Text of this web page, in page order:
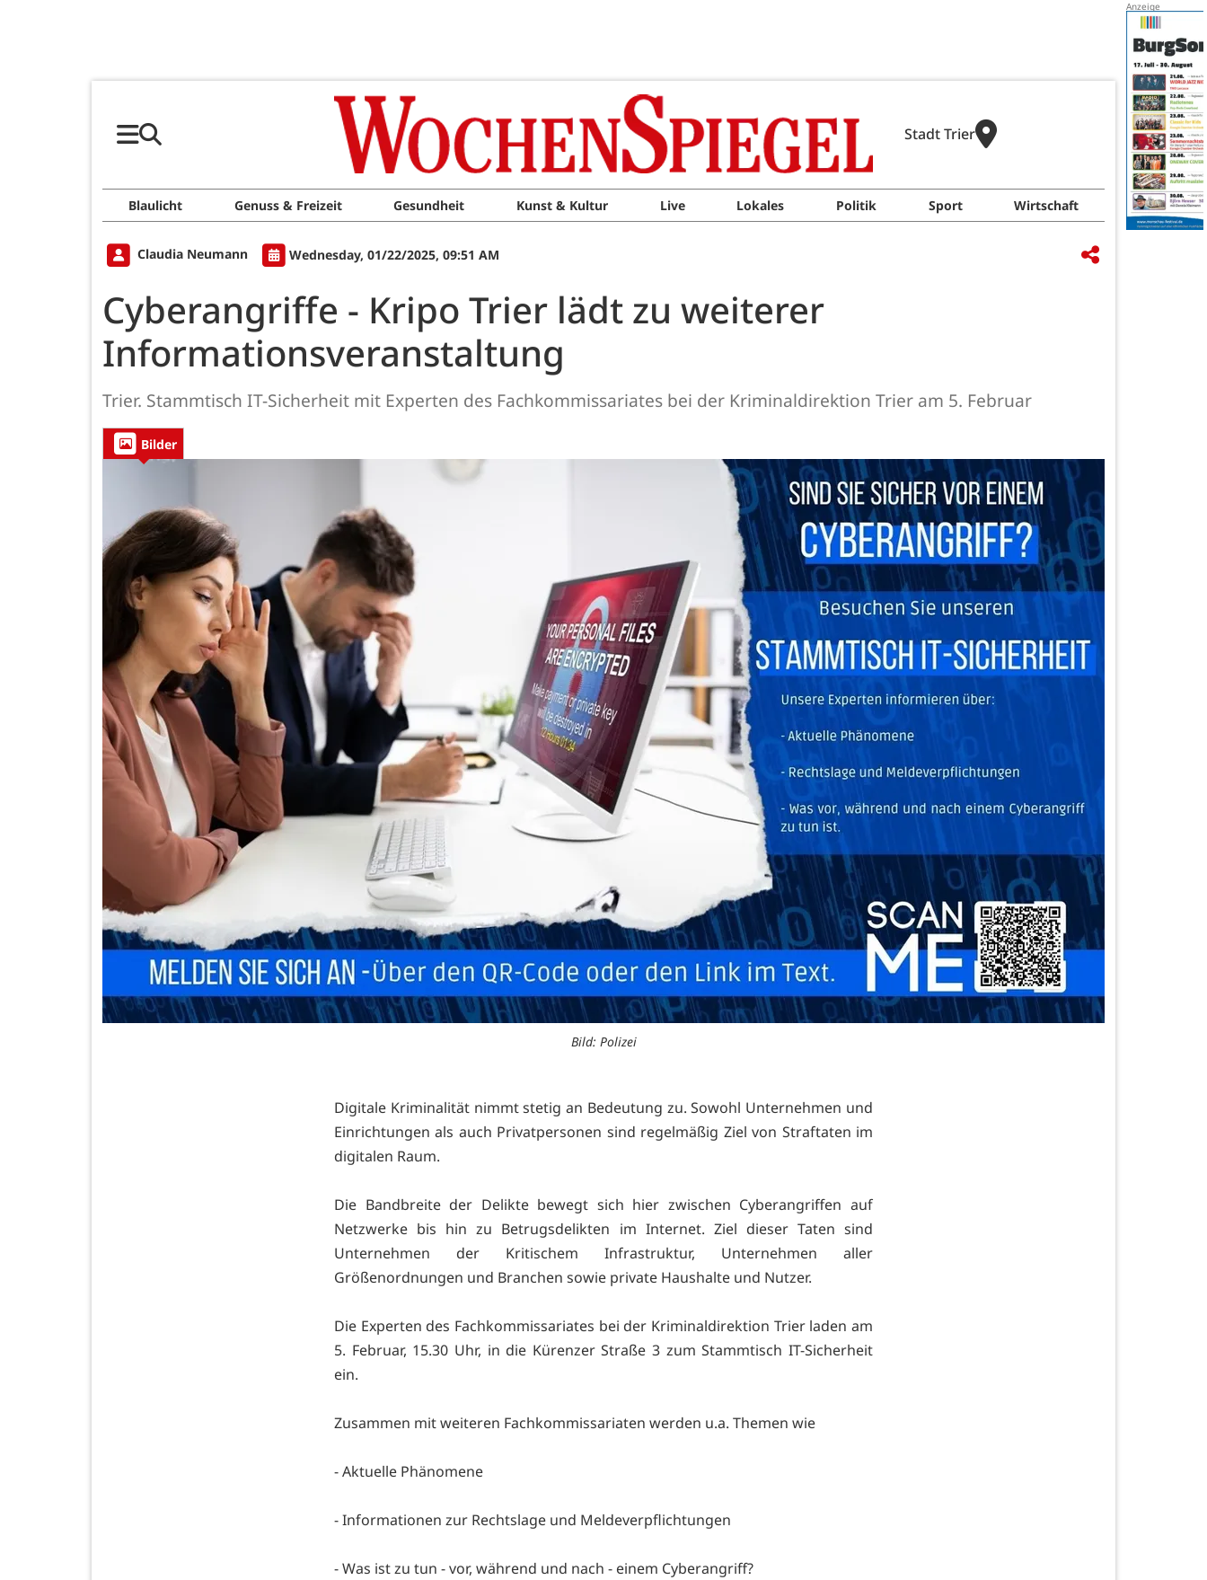
Stadt Trier
Blaulicht Genuss & Freizeit Gesundheit Kunst & Kultur Live Lokales Politik Sport Wirtschaft
Claudia Neumann Wednesday, 01/22/2025, 09:51 AM
Cyberangriffe - Kripo Trier lädt zu weiterer
Informationsveranstaltung
Trier. Stammtisch IT-Sicherheit mit Experten des Fachkommissariates bei der Kriminaldirektion Trier am 5. Februar
Bilder
Bild: Polizei
Digitale Kriminalität nimmt stetig an Bedeutung zu. Sowohl Unternehmen und
Einrichtungen als auch Privatpersonen sind regelmäßig Ziel von Straftaten im
digitalen Raum.
Die Bandbreite der Delikte bewegt sich hier zwischen Cyberangriffen auf
Netzwerke bis hin zu Betrugsdelikten im Internet. Ziel dieser Taten sind
Unternehmen der Kritischem Infrastruktur, Unternehmen aller
Größenordnungen und Branchen sowie private Haushalte und Nutzer.
Die Experten des Fachkommissariates bei der Kriminaldirektion Trier laden am
5. Februar, 15.30 Uhr, in die Kürenzer Straße 3 zum Stammtisch IT-Sicherheit
ein.
Zusammen mit weiteren Fachkommissariaten werden u.a. Themen wie
- Aktuelle Phänomene
- Informationen zur Rechtslage und Meldeverpflichtungen
- Was ist zu tun - vor, während und nach - einem Cyberangriff?